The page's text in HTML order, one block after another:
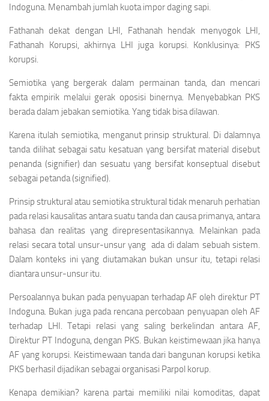
Indoguna. Menambah jumlah kuota impor daging sapi.
Fathanah dekat dengan LHI, Fathanah hendak menyogok LHI,
Fathanah Korupsi, akhirnya LHI juga korupsi. Konklusinya: PKS
korupsi.
Semiotika yang bergerak dalam permainan tanda, dan mencari
fakta empirik melalui gerak oposisi binernya. Menyebabkan PKS
berada dalam jebakan semiotika. Yang tidak bisa dilawan.
Karena itulah semiotika, menganut prinsip struktural. Di dalamnya
tanda dilihat sebagai satu kesatuan yang bersifat material disebut
penanda (signifier) dan sesuatu yang bersifat konseptual disebut
sebagai petanda(signified).
Prinsip struktural atau semiotika struktural tidak menaruh perhatian
pada relasi kausalitas antara suatu tanda dan causa primanya, antara
bahasa dan realitas yang direpresentasikannya. Melainkan pada
relasi secara total unsur-unsur yang ada di dalam sebuah sistem.
Dalam konteks ini yang diutamakan bukan unsur itu, tetapi relasi
diantara unsur-unsur itu.
Persoalannya bukan pada penyuapan terhadap AF oleh direktur PT
Indoguna. Bukan juga pada rencana percobaan penyuapan oleh AF
terhadap LHI. Tetapi relasi yang saling berkelindan antara AF,
Direktur PT Indoguna, dengan PKS. Bukan keistimewaan jika hanya
AF yang korupsi. Keistimewaan tanda dari bangunan korupsi ketika
PKS berhasil dijadikan sebagai organisasi Parpol korup.
Kenapa demikian? karena partai memiliki nilai komoditas, dapat